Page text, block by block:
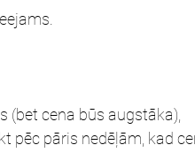
(bet cena būs augstāka),
pēc pāris nedēļām, kad